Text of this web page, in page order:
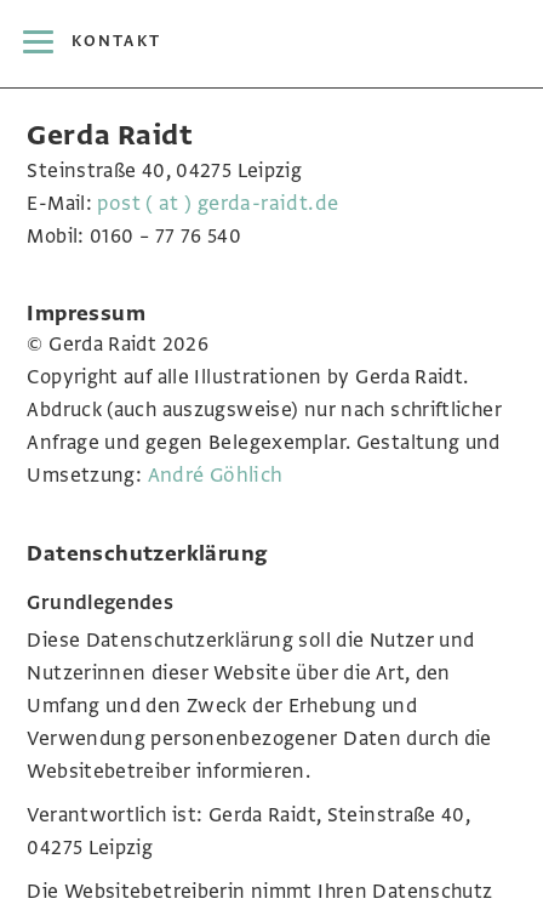
KONTAKT
Gerda Raidt
Steinstraße 40, 04275 Leipzig
E-Mail: post ( at ) gerda-raidt.de
Mobil: 0160 – 77 76 540
Impressum
© Gerda Raidt 2026
Copyright auf alle Illustrationen by Gerda Raidt.
Abdruck (auch auszugsweise) nur nach schriftlicher
Anfrage und gegen Belegexemplar. Gestaltung und
Umsetzung: André Göhlich
Datenschutzerklärung
Grundlegendes
Diese Datenschutzerklärung soll die Nutzer und
Nutzerinnen dieser Website über die Art, den
Umfang und den Zweck der Erhebung und
Verwendung personenbezogener Daten durch die
Websitebetreiber informieren.
Verantwortlich ist: Gerda Raidt, Steinstraße 40,
04275 Leipzig
Die Websitebetreiberin nimmt Ihren Datenschutz